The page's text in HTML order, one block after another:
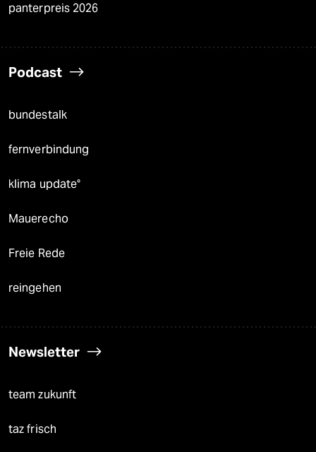
panterpreis 2026
Podcast
bundestalk
fernverbindung
klima update°
Mauerecho
Freie Rede
reingehen
Newsletter
team zukunft
taz frisch